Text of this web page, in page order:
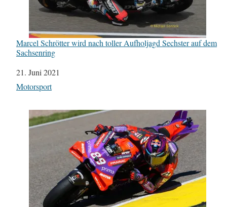
Marcel Schrötter wird nach toller Aufholjagd Sechster auf dem
Sachsenring
Datum
21. Juni 2021
In Bezug auf
Motorsport